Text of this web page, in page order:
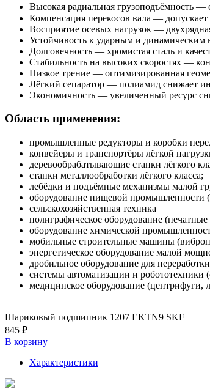
Высокая радиальная грузоподъёмность —
Компенсация перекосов вала —
Восприятие осевых нагрузок —
Устойчивость к ударным и динамическим
Долговечность — хромистая сталь и
Стабильность на высоких скоростях —
Низкое трение — оптимизированная
Лёгкий сепаратор — полиамид снижает
Экономичность — увеличенный ресурс
Область применения:
промышленные редукторы и коробки
конвейеры и транспортёры лёгкой
деревообрабатывающие станки лёгкого
станки металлообработки лёгкого класса;
лебёдки и подъёмные механизмы малой
оборудование пищевой промышленности
сельскохозяйственная техника
полиграфическое оборудование
оборудование химической
мобильные строительные машины
энергетическое оборудование малой
дробильное оборудование для
системы автоматизации и робототехники
медицинское оборудование (центрифуги,
Шариковый подшипник 1207 EKTN9 SKF
845 ₽
В корзину
Характеристики